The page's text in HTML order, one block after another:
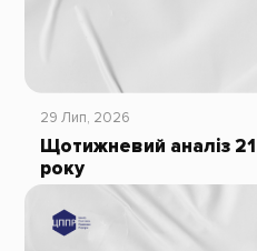
29 Лип, 2026
Щотижневий аналіз
року